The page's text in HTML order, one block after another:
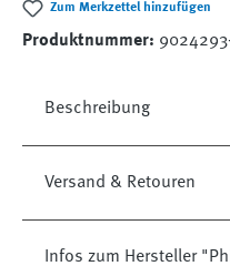
Zum Merkzettel hinzufügen
Produktnummer:
Beschreibung
Versand & Retouren
Infos zum Hersteller